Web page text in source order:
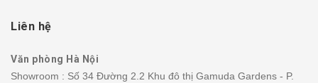
Liên hệ
Văn phòng Hà Nội
Showroom : Số 34 Đường 2.2 Khu đô thị Gamuda Gardens - P.